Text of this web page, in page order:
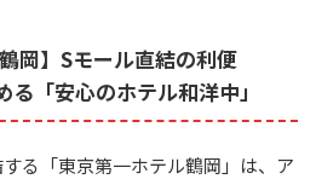
岡】Sモール直結の利便
「安心のホテル和洋中」
る「東京第一ホテル鶴岡」は、ア